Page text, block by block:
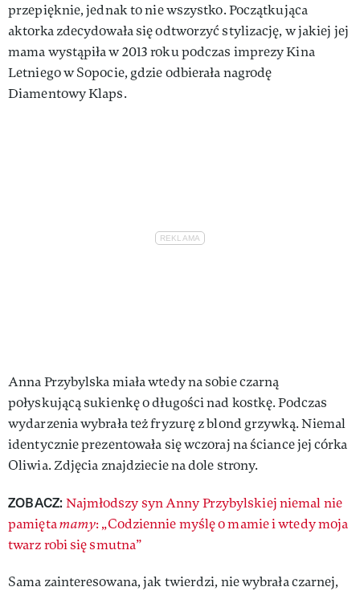
przepięknie, jednak to nie wszystko. Początkująca
aktorka zdecydowała się odtworzyć stylizację, w jakiej jej
mama wystąpiła w 2013 roku podczas imprezy Kina
Letniego w Sopocie, gdzie odbierała nagrodę
Diamentowy Klaps.
Anna Przybylska miała wtedy na sobie czarną
połyskującą sukienkę o długości nad kostkę. Podczas
wydarzenia wybrała też fryzurę z blond grzywką. Niemal
identycznie prezentowała się wczoraj na ściance jej córka
Oliwia. Zdjęcia znajdziecie na dole strony.
ZOBACZ: Najmłodszy syn Anny Przybylskiej niemal nie
pamiętamamy: „Codziennie myślę o mamie i wtedy moja
twarz robi się smutna”
Sama zainteresowana, jak twierdzi, nie wybrała czarnej,